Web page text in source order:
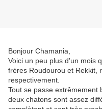
Bonjour Chamania,
Voici un peu plus d'un mois
frères Roudourou et Rekkit,
respectivement.
Tout se passe extrêmement
deux chatons sont assez